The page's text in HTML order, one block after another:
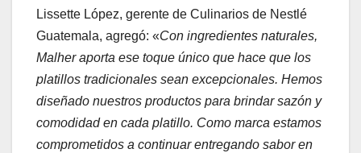
Lissette López, gerente de Culinarios de Nestlé
Guatemala, agregó: «Con ingredientes naturales,
Malher aporta ese toque único que hace que los
platillos tradicionales sean excepcionales. Hemos
diseñado nuestros productos para brindar sazón y
comodidad en cada platillo. Como marca estamos
comprometidos a continuar entregando sabor en